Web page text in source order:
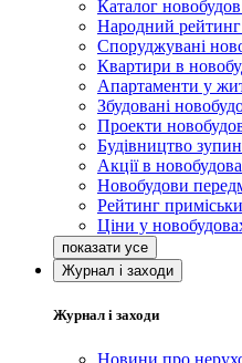
Каталог новобудов
Народний рейтинг
Споруджувані
Квартири в
Апартаменти у
Збудовані
Проекти
Будівництво
Акції в
Новобудови
Рейтинг
Ціни у
Журнал і заходи
Журнал і заходи
Новини про